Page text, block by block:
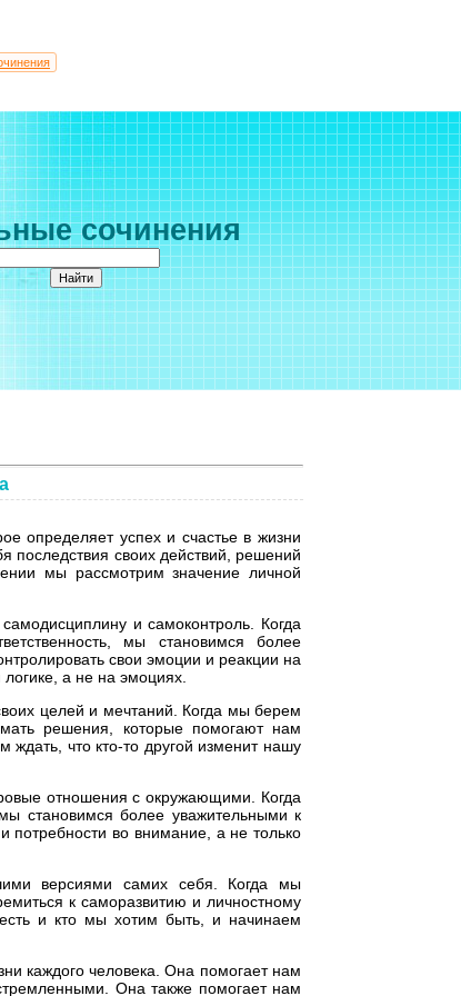
сочинения
определяет успех и счастье в жизни
последствия своих действий, решений
мы рассмотрим значение личной
и самоконтроль. Когда
мы становимся более
свои эмоции и реакции на
а не на эмоциях.
целей и мечтаний. Когда мы берем
решения, которые помогают нам
ждать, что кто-то другой изменит нашу
отношения с окружающими. Когда
становимся более уважительными к
во внимание, а не только
версиями самих себя. Когда мы
к саморазвитию и личностному
и кто мы хотим быть, и начинаем
каждого человека. Она помогает нам
Она также помогает нам